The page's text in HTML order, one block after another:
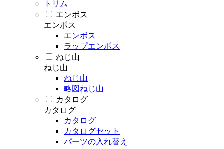
トリム
エンボス
エンボス
エンボス
ラップエンボス
ねじ山
ねじ山
ねじ山
略図ねじ山
カタログ
カタログ
カタログ
カタログセット
パーツの入れ替え